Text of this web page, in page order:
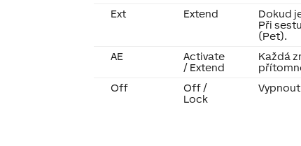
Ext Extend
Dokud
Při
(Pet).
AE
Activate
/ Extend
Každá
Off
Off /
Lock